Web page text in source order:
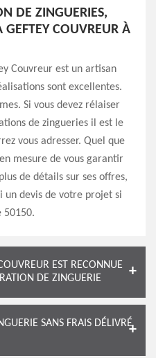
DE ZINGUERIES,
COUVREUR À
Couvreur est un artisan
sont excellentes.
Si vous devez rélaiser
de zingueries il est le
vous adresser. Quel que
mesure de vous garantir
de détails sur ses offres,
un devis de votre projet si
50150.
EST RECONNUE
DE ZINGUERIE
SANS FRAIS DÉLIVRÉ